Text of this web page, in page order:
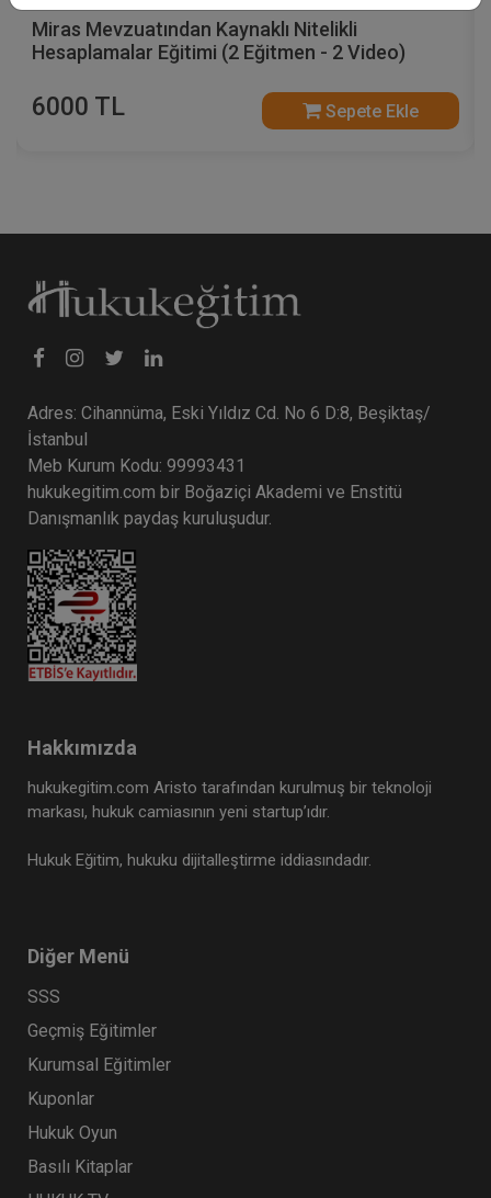
8 Mart Kadınlar Günü Özel Oturumu
0 TL Sepete Ekle
Adres: Cihannüma, Eski Yıldız Cd. No 6 D:8, Beşiktaş/
İstanbul
Meb Kurum Kodu: 99993431
hukukegitim.com bir Boğaziçi Akademi ve Enstitü
Danışmanlık paydaş kuruluşudur.
Hakkımızda
hukukegitim.com Aristo tarafından kurulmuş bir teknoloji
markası, hukuk camiasının yeni startup’ıdır.
Hukuk Eğitim, hukuku dijitalleştirme iddiasındadır.
Diğer Menü
SSS
Geçmiş Eğitimler
Kurumsal Eğitimler
Kuponlar
Hukuk Oyun
Basılı Kitaplar